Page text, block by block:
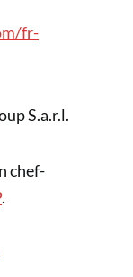
fr-
S.a.r.l.
chef-
.